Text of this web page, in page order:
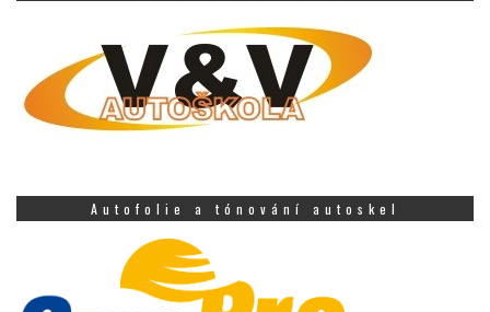
Autofolie a tónování autoskel